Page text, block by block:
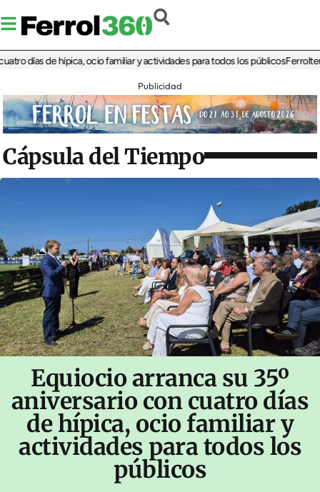
de hípica, ocio familiar y actividades para todos los públicosFerrolterra
Publicidad
Cápsula del Tiempo
Equiocio arranca su 35º
aniversario con cuatro días
de hípica, ocio familiar y
actividades para todos los
públicos